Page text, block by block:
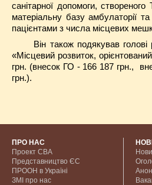
санітарної допомоги,
матеріальну базу амбулаторії
пацієнтами з числа місцевих
Він також подякував
«Місцевий розвиток,
грн. (внесок ГО - 166 187 грн.,
грн.).
ПРО НАС
Проект CBA
Представництво ЄС
ПРООН в Україні
ЗМІ про нас